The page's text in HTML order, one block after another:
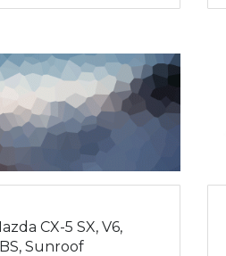
CX-5 SX, V6,
Sunroof